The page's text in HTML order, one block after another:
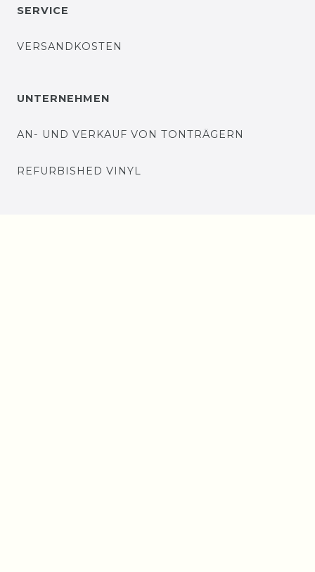
SERVICE
VERSANDKOSTEN
UNTERNEHMEN
AN- UND VERKAUF VON TONTRÄGERN
REFURBISHED VINYL